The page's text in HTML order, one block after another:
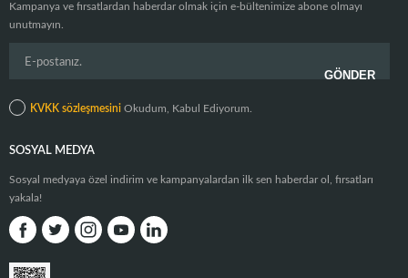
Kampanya ve fırsatlardan haberdar olmak için e-bültenimize abone olmayı
unutmayın.
KVKK sözleşmesini Okudum, Kabul Ediyorum.
SOSYAL MEDYA
Sosyal medyaya özel indirim ve kampanyalardan ilk sen haberdar ol, fırsatları
yakala!